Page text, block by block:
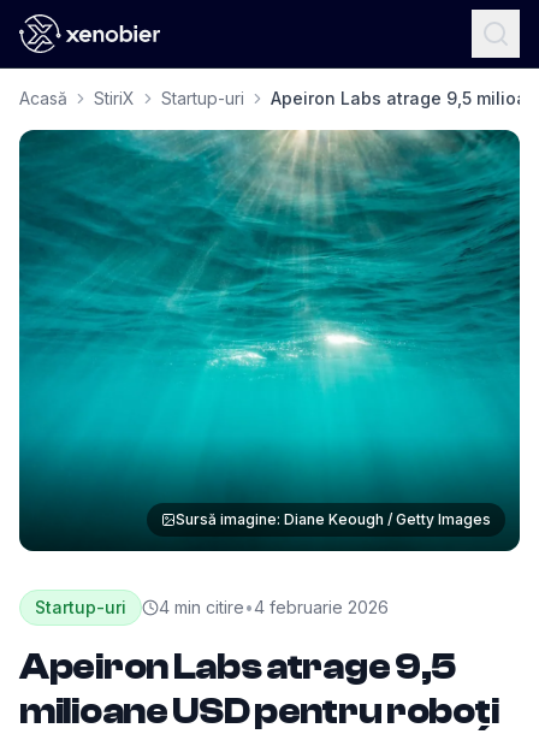
Acasă StiriX Startup-uri Apeiron Labs atrage 9,5
Sursă imagine: Diane Keough / Getty Images
Startup-uri 4 min citire•4 februarie 2026
Apeiron Labs atrage 9,5
milioane USD pentru roboți